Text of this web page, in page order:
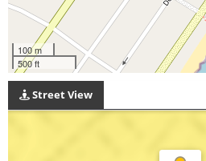
100 m
500 ft
Street View